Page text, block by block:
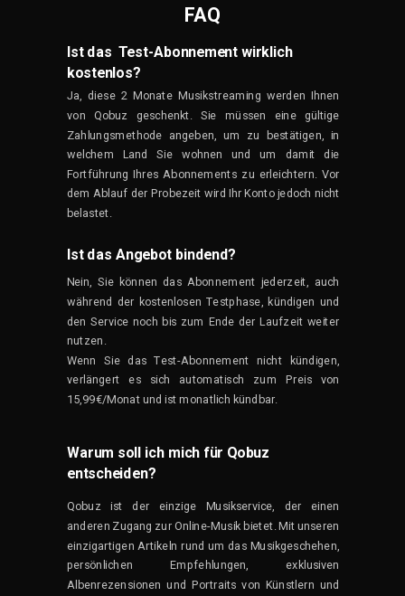
Warum soll ich mich für Qobuz
entscheiden?
Qobuz ist der einzige Musikservice, der einen
anderen Zugang zur Online-Musik bietet. Mit unseren
einzigartigen Artikeln rund um das Musikgeschehen,
persönlichen Empfehlungen, exklusiven
Albenrezensionen und Portraits von Künstlern und
Ist das Angebot bindend?
Nein, Sie können das Abonnement jederzeit, auch
während der kostenlosen Testphase, kündigen und
den Service noch bis zum Ende der Laufzeit weiter
nutzen.
Wenn Sie das Test-Abonnement nicht kündigen,
verlängert es sich automatisch zum Preis von
15,99€/Monat und ist monatlich kündbar.
Ist das Test-Abonnement wirklich
kostenlos?
Ja, diese 2 Monate Musikstreaming werden Ihnen
von Qobuz geschenkt. Sie müssen eine gültige
Zahlungsmethode angeben, um zu bestätigen, in
welchem Land Sie wohnen und um damit die
Fortführung Ihres Abonnements zu erleichtern. Vor
dem Ablauf der Probezeit wird Ihr Konto jedoch nicht
belastet.
FAQ